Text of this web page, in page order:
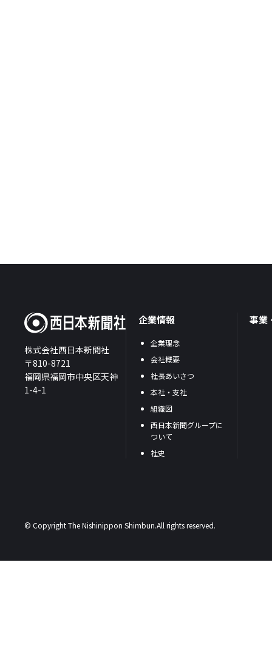
株式会社西日本新聞社
〒810-8721
福岡県福岡市中央区天神
1-4-1
企業情報
企業理念
会社概要
社長あいさつ
本社・支社
組織図
西日本新聞グループに
ついて
社史
事業
© Copyright The Nishinippon Shimbun.All rights reserved.